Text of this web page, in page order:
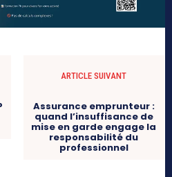
ARTICLE SUIVANT
Assurance emprunteur :
quand l’insuffisance de
mise en garde engage la
responsabilité du
professionnel